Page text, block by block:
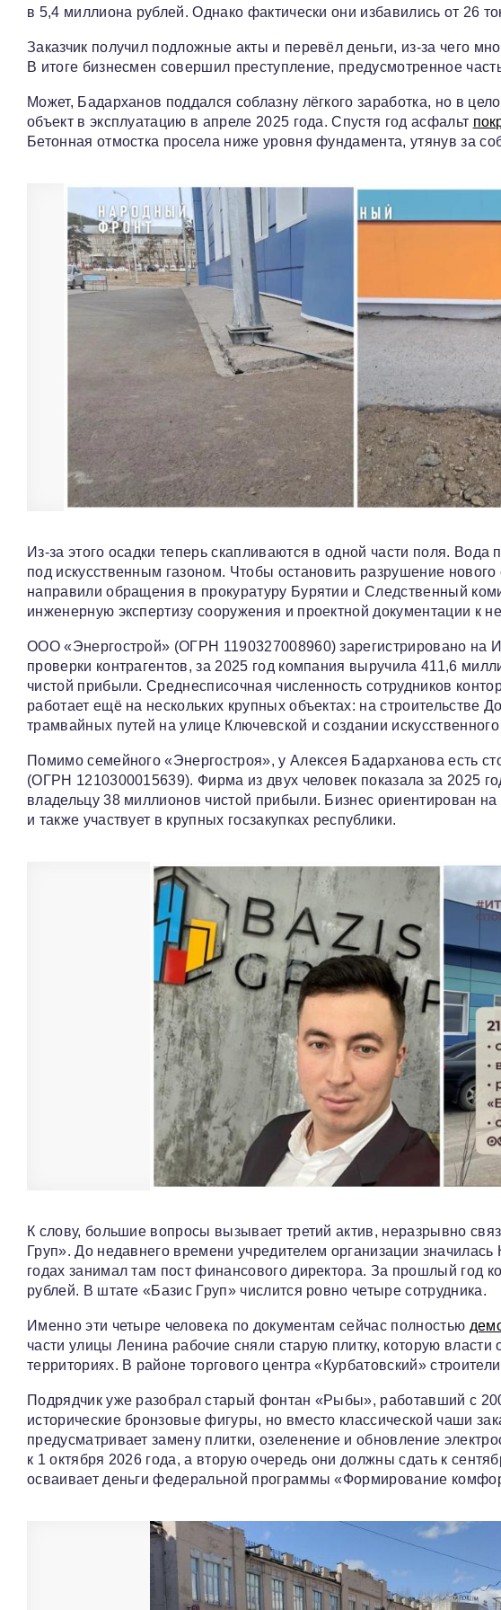
в 5,4 миллиона рублей. Однако фактически они избавились от 26
Заказчик получил подложные акты и перевёл деньги, из-за чего
В итоге бизнесмен совершил преступление, предусмотренное
Может, Бадарханов поддался соблазну лёгкого заработка, но в
объект в эксплуатацию в апреле 2025 года. Спустя год асфальт
Бетонная отмостка просела ниже уровня фундамента, утянув за
Из-за этого осадки теперь скапливаются в одной части поля.
под искусственным газоном. Чтобы остановить разрушение
направили обращения в прокуратуру Бурятии и Следственный
инженерную экспертизу сооружения и проектной документации к
ООО «Энергострой» (ОГРН 1190327008960) зарегистрировано на
проверки контрагентов, за 2025 год компания выручила 411,6
чистой прибыли. Среднесписочная численность сотрудников
работает ещё на нескольких крупных объектах: на строительстве
трамвайных путей на улице Ключевской и создании
Помимо семейного «Энергостроя», у Алексея Бадарханова есть
(ОГРН 1210300015639). Фирма из двух человек показала за 2025
владельцу 38 миллионов чистой прибыли. Бизнес ориентирован
и также участвует в крупных госзакупках республики.
К слову, большие вопросы вызывает третий актив, неразрывно
Груп». До недавнего времени учредителем организации
годах занимал там пост финансового директора. За прошлый год
рублей. В штате «Базис Груп» числится ровно четыре сотрудника.
Именно эти четыре человека по документам сейчас полностью
части улицы Ленина рабочие сняли старую плитку, которую власти
территориях. В районе торгового центра «Курбатовский»
Подрядчик уже разобрал старый фонтан «Рыбы», работавший с
исторические бронзовые фигуры, но вместо классической чаши
предусматривает замену плитки, озеленение и обновление
к 1 октября 2026 года, а вторую очередь они должны сдать к
осваивает деньги федеральной программы «Формирование